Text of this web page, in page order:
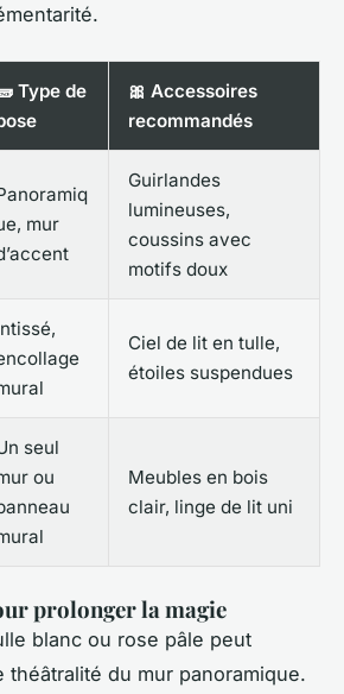
Type de
🎀 Accessoires
recommandés
mur
Guirlandes
lumineuses,
coussins avec
motifs doux
Ciel de lit en tulle,
étoiles suspendues
seul
ou
Meubles en bois
clair, linge de lit uni
prolonger la magie
blanc ou rose pâle peut
du mur panoramique.